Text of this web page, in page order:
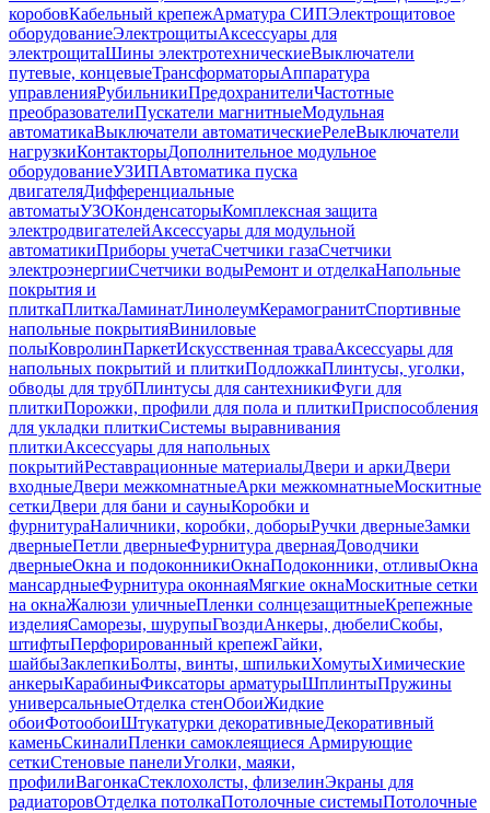
коробовКабельный крепежАрматура СИПЭлектрощитовое
оборудованиеЭлектрощитыАксессуары для
электрощитаШины электротехническиеВыключатели
путевые, концевыеТрансформаторыАппаратура
управленияРубильникиПредохранителиЧастотные
преобразователиПускатели магнитныеМодульная
автоматикаВыключатели автоматическиеРелеВыключатели
нагрузкиКонтакторыДополнительное модульное
оборудованиеУЗИПАвтоматика пуска
двигателяДифференциальные
автоматыУЗОКонденсаторыКомплексная защита
электродвигателейАксессуары для модульной
автоматикиПриборы учетаСчетчики газаСчетчики
электроэнергииСчетчики водыРемонт и отделкаНапольные
покрытия и
плиткаПлиткаЛаминатЛинолеумКерамогранитСпортивные
напольные покрытияВиниловые
полыКовролинПаркетИскусственная траваАксессуары для
напольных покрытий и плиткиПодложкаПлинтусы, уголки,
обводы для трубПлинтусы для сантехникиФуги для
плиткиПорожки, профили для пола и плиткиПриспособления
для укладки плиткиСистемы выравнивания
плиткиАксессуары для напольных
покрытийРеставрационные материалыДвери и аркиДвери
входныеДвери межкомнатныеАрки межкомнатныеМоскитные
сеткиДвери для бани и сауныКоробки и
фурнитураНаличники, коробки, доборыРучки дверныеЗамки
дверныеПетли дверныеФурнитура двернаяДоводчики
дверныеОкна и подоконникиОкнаПодоконники, отливыОкна
мансардныеФурнитура оконнаяМягкие окнаМоскитные сетки
на окнаЖалюзи уличныеПленки солнцезащитныеКрепежные
изделияСаморезы, шурупыГвоздиАнкеры, дюбелиСкобы,
штифтыПерфорированный крепежГайки,
шайбыЗаклепкиБолты, винты, шпилькиХомутыХимические
анкерыКарабиныФиксаторы арматурыШплинтыПружины
универсальныеОтделка стенОбоиЖидкие
обоиФотообоиШтукатурки декоративныеДекоративный
каменьСкиналиПленки самоклеящиеся Армирующие
сеткиСтеновые панелиУголки, маяки,
профилиВагонкаСтеклохолсты, флизелинЭкраны для
радиаторовОтделка потолкаПотолочные системыПотолочные